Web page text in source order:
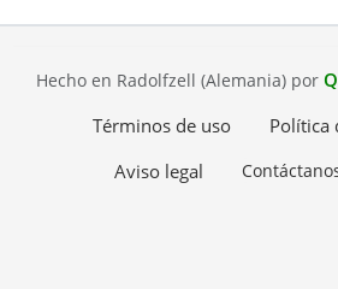
Hecho en Radolfzell (Alemania) por
Términos de uso
Política
Aviso legal